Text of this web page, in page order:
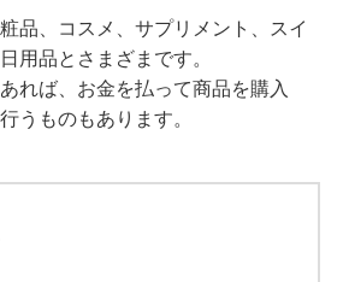
品、コスメ、サプリメント、スイ
用品とさまざまです。
れば、お金を払って商品を購入
うものもあります。